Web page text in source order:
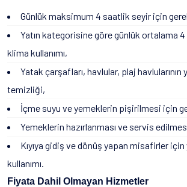
Günlük maksimum 4 saatlik seyir için
Yatın kategorisine göre günlük ortalama
klima kullanımı,
Yatak çarşafları, havlular, plaj havlularının
temizliği,
İçme suyu ve yemeklerin pişirilmesi için
Yemeklerin hazırlanması ve servis
Kıyıya gidiş ve dönüş yapan misafirler
kullanımı.
Fiyata Dahil Olmayan Hizmetler